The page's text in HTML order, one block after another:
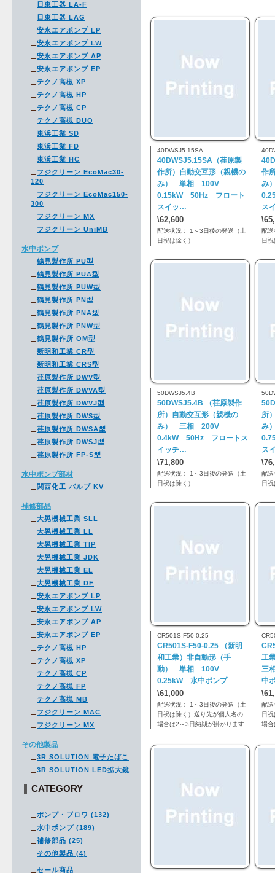
40DWSJ5.15SA
40DWSJ5.15SA（荏原製
作所）自動交互形（親機の
み） 単相 100V
0.15kW 50Hz フロート
スイッ…
\62,600
配送状況： 1～3日後の発送（土
日祝は除く）
作
み
ス
配送
日
50DWSJ5.4B
50DWSJ5.4B （荏原製作
所）自動交互形（親機の
み） 三相 200V
0.4kW 50Hz フロートス
イッチ…
\71,800
配送状況： 1～3日後の発送（土
日祝は除く）
所
み
ス
配送
日
CR501S-F50-0.25
CR501S-F50-0.25 （新明
和工業）非自動形（手
動） 単相 100V
0.25kW 水中ポンプ
\61,000
配送状況： 1～3日後の発送（土
日祝は除く）送り先が個人名の
場合は2～3日納期が掛かります
工
三
中
配送
日
場合
日東工器 LA-F
日東工器 LAG
安永エアポンプ LP
安永エアポンプ LW
安永エアポンプ AP
安永エアポンプ EP
テクノ高槻 XP
テクノ高槻 HP
テクノ高槻 CP
テクノ高槻 DUO
東浜工業 SD
東浜工業 FD
東浜工業 HC
フジクリーン EcoMac30-
120
フジクリーン EcoMac150-
300
フジクリーン MX
フジクリーン UniMB
水中ポンプ
鶴見製作所 PU型
鶴見製作所 PUA型
鶴見製作所 PUW型
鶴見製作所 PN型
鶴見製作所 PNA型
鶴見製作所 PNW型
鶴見製作所 OM型
新明和工業 CR型
新明和工業 CRS型
荏原製作所 DWV型
荏原製作所 DWVA型
荏原製作所 DWVJ型
荏原製作所 DWS型
荏原製作所 DWSA型
荏原製作所 DWSJ型
荏原製作所 FP-S型
水中ポンプ部材
関西化工 バルブ KV
補修部品
大晃機械工業 SLL
大晃機械工業 LL
大晃機械工業 TIP
大晃機械工業 JDK
大晃機械工業 EL
大晃機械工業 DF
安永エアポンプ LP
安永エアポンプ LW
安永エアポンプ AP
安永エアポンプ EP
テクノ高槻 HP
テクノ高槻 XP
テクノ高槻 CP
テクノ高槻 FP
テクノ高槻 MB
フジクリーン MAC
フジクリーン MX
その他製品
3R SOLUTION 電子たばこ
3R SOLUTION LED拡大鏡
CATEGORY
ポンプ・ブロワ (132)
水中ポンプ (189)
補修部品 (25)
その他製品 (4)
セール商品